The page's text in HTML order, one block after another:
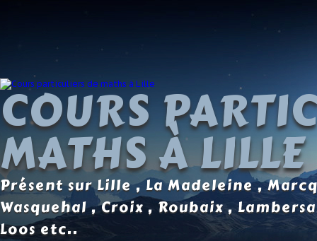
COURS
MATHS À LILLE
Présent sur Lille , La Madeleine ,
Wasquehal , Croix , Roubaix ,
Loos etc..